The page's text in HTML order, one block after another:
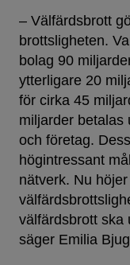
– Välfärdsbrott
brottsligheten.
bolag 90
ytterligare 20
för cirka 45
miljarder betalas
och företag.
högintressant
nätverk. Nu
välfärdsbrott ska
säger Emilia